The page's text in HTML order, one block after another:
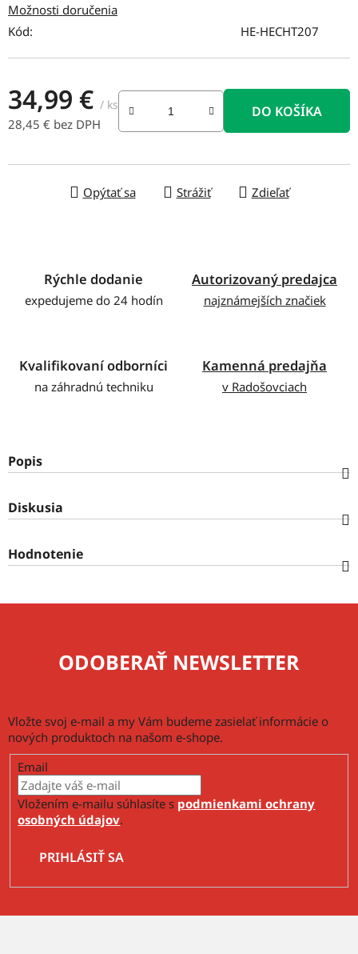
Možnosti doručenia
Kód:
HE-HECHT207
34,99 € / ks
28,45 € bez DPH
DO KOŠÍKA
Opýtať sa Strážiť Zdieľať
Rýchle dodanie
expedujeme do 24 hodín
Autorizovaný predajca
najznámejších značiek
Kvalifikovaní odborníci
na záhradnú techniku
Kamenná predajňa
v Radošovciach
Popis
Diskusia
Hodnotenie
ODOBERAŤ NEWSLETTER
Vložte svoj e-mail a my Vám budeme zasielať informácie o
nových produktoch na našom e-shope.
Email
Vložením e-mailu súhlasíte s podmienkami ochrany
osobných údajov.
PRIHLÁSIŤ SA